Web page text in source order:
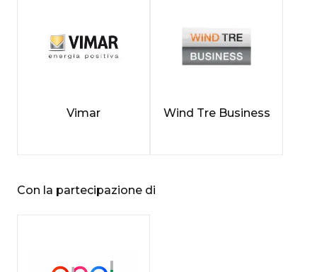
Vimar Wind Tre Business
Con la partecipazione di